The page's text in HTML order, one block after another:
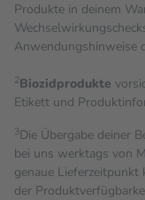
Produkte in deinem
Anwendungshinweise
2Biozidprodukte
Etikett und
3Die Übergabe deiner
bei uns werktags von
genaue Lieferzeitpunkt
der